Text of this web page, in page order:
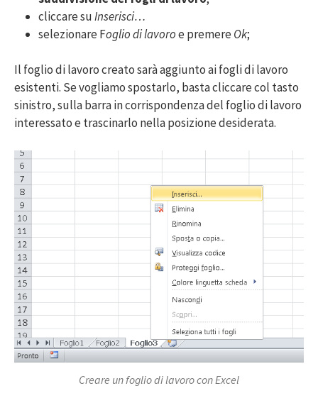
cliccare suInserisci…
selezionare Foglio di lavoroe premereOk;
Il foglio di lavoro creato sarà aggiunto ai fogli di lavoro
esistenti. Se vogliamo spostarlo, basta cliccare col tasto
sinistro, sulla barra in corrispondenza del foglio di lavoro
interessato e trascinarlo nella posizione desiderata.
Creare un foglio di lavoro con Excel